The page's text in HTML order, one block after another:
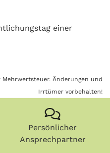
einer
Mehrwertsteuer. Änderungen und
Irrtümer vorbehalten!
Persönlicher
Ansprechpartner